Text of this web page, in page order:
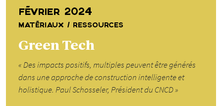
FÉVRIER 2024
MATÉRIAUX / RESSOURCES
Green Tech
« Des impacts positifs, multiples peuvent être générés
dans une approche de construction intelligente et
holistique. Paul Schosseler, Président du CNCD »